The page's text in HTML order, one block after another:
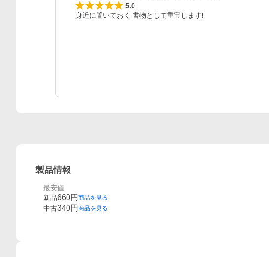
5.0
身近に置いておく 書物として重宝します❗
製品情報
最安値
新品660円 商品を見る
中古340円 商品を見る